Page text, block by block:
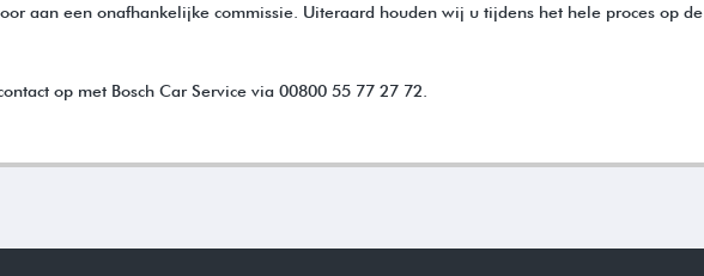
aan een onafhankelijke commissie. Uiteraard houden wij u tijdens het hele proces op de
op met Bosch Car Service via 00800 55 77 27 72.